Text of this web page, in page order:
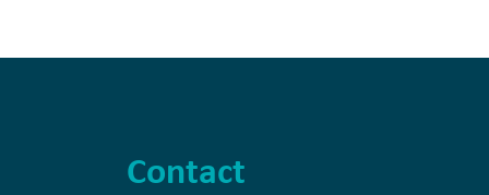
Contact